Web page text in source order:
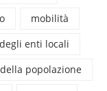
mobilità
enti locali
popolazione